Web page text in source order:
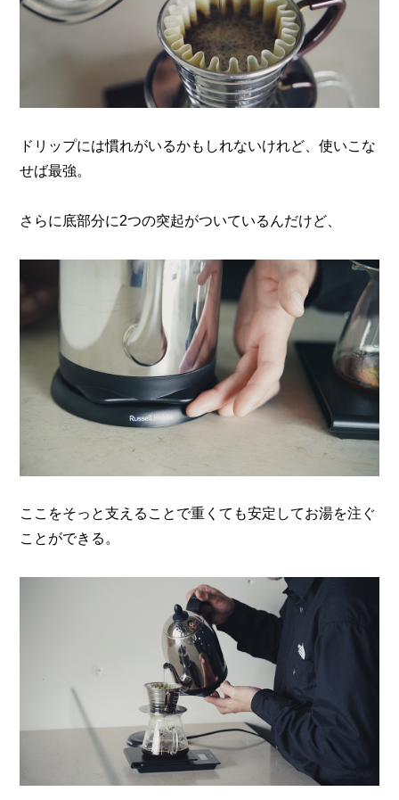
ドリップには慣れがいるかもしれないけれど、使いこな
せば最強。
さらに底部分に2つの突起がついているんだけど、
ここをそっと支えることで重くても安定してお湯を注ぐ
ことができる。